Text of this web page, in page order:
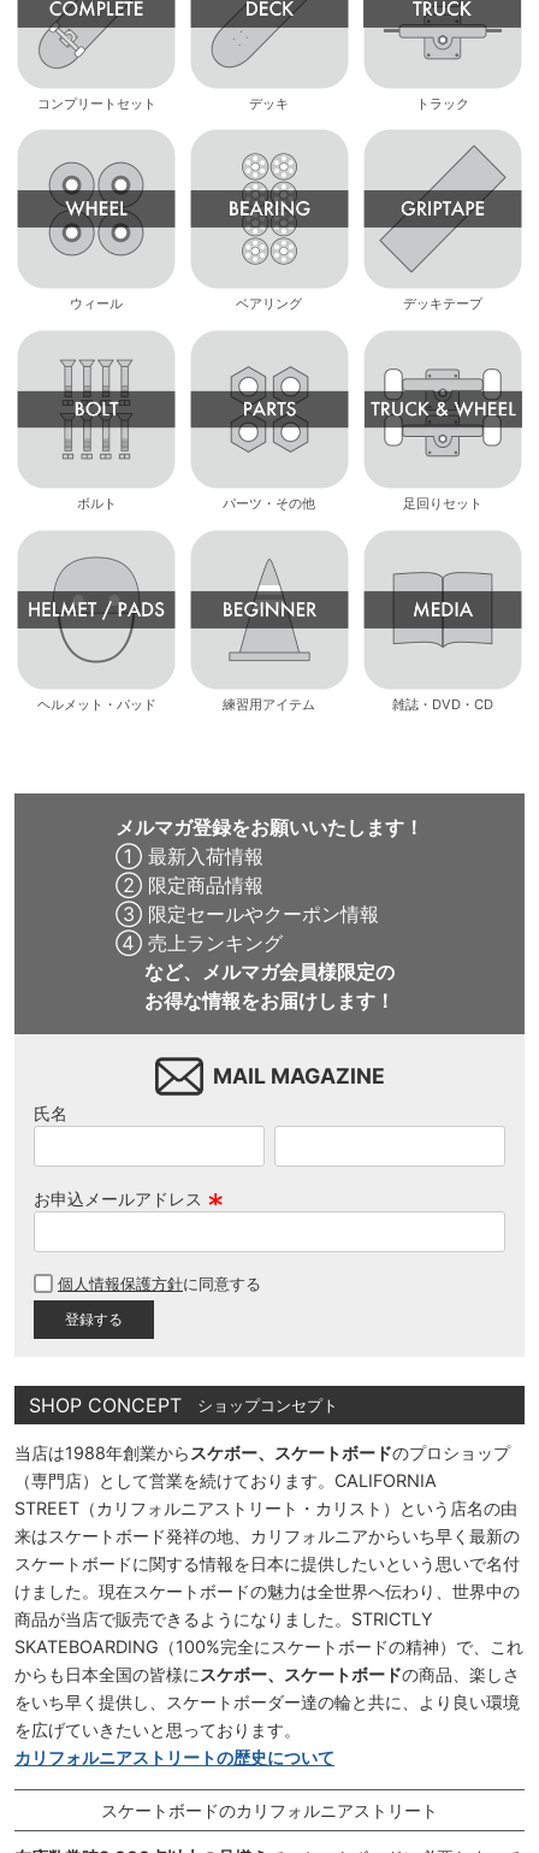
コンプリートセット デッキ トラック
ウィール ベアリング デッキテープ
ボルト パーツ・その他 足回りセット
ヘルメット・パッド 練習用アイテム 雑誌・DVD・CD
メルマガ登録をお願いいたします！
① 最新入荷情報
② 限定商品情報
③ 限定セールやクーポン情報
④ 売上ランキング
など、メルマガ会員様限定の
お得な情報をお届けします！
MAIL MAGAZINE
氏名
お申込メールアドレス
須
個人情報保護方針に同意する
SHOP CONCEPT ショップコンセプト
当店は1988年創業から スケボー、スケートボードのプロショップ
（専門店）として営業を続けております。CALIFORNIA
STREET（カリフォルニアストリート・カリスト）という店名の由
来はスケートボード発祥の地、カリフォルニアからいち早く最新の
スケートボードに関する情報を日本に提供したいという思いで名付
けました。現在スケートボードの魅力は全世界へ伝わり、世界中の
商品が当店で販売できるようになりました。STRICTLY
SKATEBOARDING（100%完全にスケートボードの精神）で、これ
からも日本全国の皆様に スケボー、スケートボードの商品、楽しさ
をいち早く提供し、スケートボーダー達の輪と共に、より良い環境
を広げていきたいと思っております。
カリフォルニアストリートの歴史について
スケートボードのカリフォルニアストリート